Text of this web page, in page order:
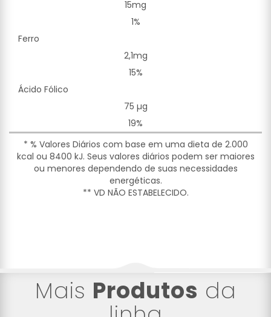
15mg
1%
Ferro
2,1mg
15%
Ácido Fólico
75 µg
19%
* % Valores Diários com base em uma dieta de 2.000
kcal ou 8400 kJ. Seus valores diários podem ser maiores
ou menores dependendo de suas necessidades
energéticas.
** VD NÃO ESTABELECIDO.
Mais Produtos da